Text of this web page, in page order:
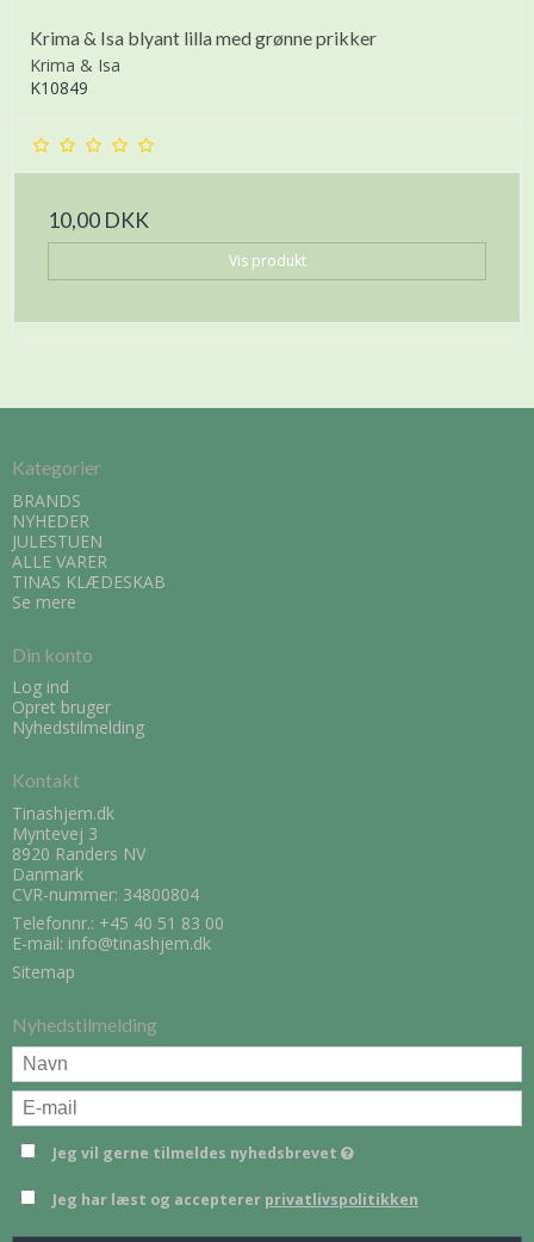
Krima & Isa blyant lilla med grønne prikker
Krima & Isa
K10849
10,00 DKK
Vis produkt
Kategorier
BRANDS
NYHEDER
JULESTUEN
ALLE VARER
TINAS KLÆDESKAB
Se mere
Din konto
Log ind
Opret bruger
Nyhedstilmelding
Kontakt
Tinashjem.dk
Myntevej 3
8920 Randers NV
Danmark
CVR-nummer: 34800804
Telefonnr.: +45 40 51 83 00
E-mail: info@tinashjem.dk
Sitemap
Nyhedstilmelding
Jeg vil gerne tilmeldes nyhedsbrevet
Jeg har læst og accepterer privatlivspolitikken